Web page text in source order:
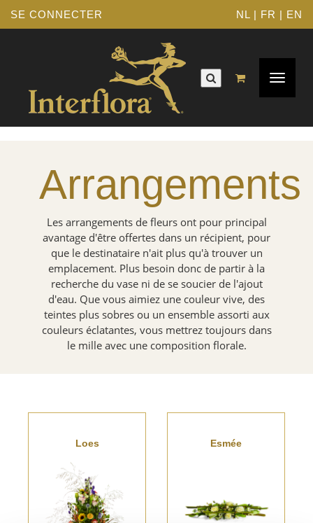
SE CONNECTER NL | FR | EN
Toggle
Arrangements
Les arrangements de fleurs ont pour principal
avantage d'être offertes dans un récipient, pour
que le destinataire n'ait plus qu'à trouver un
emplacement. Plus besoin donc de partir à la
recherche du vase ni de se soucier de l'ajout
d'eau. Que vous aimiez une couleur vive, des
teintes plus sobres ou un ensemble assorti aux
couleurs éclatantes, vous mettrez toujours dans
le mille avec une composition florale.
Loes Esmée